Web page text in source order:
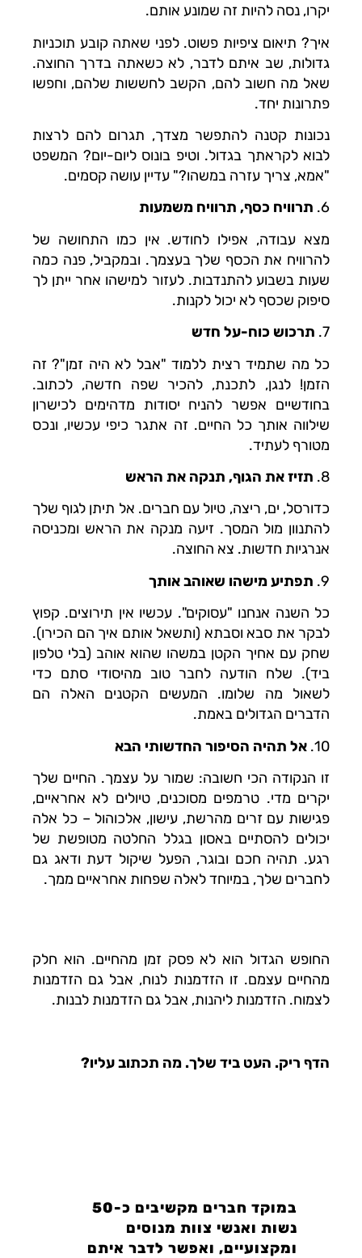
יקרו, נסה להיות זה שמונע אותם.
איך? תיאום ציפיות פשוט. לפני שאתה קובע תוכניות
גדולות, שב איתם לדבר, לא כשאתה בדרך החוצה.
שאל מה חשוב להם, הקשב לחששות שלהם, וחפשו
פתרונות יחד.
נכונות קטנה להתפשר מצדך, תגרום להם לרצות
לבוא לקראתך בגדול. וטיפ בונוס ליום-יום? המשפט
"אמא, צריך עזרה במשהו?" עדיין עושה קסמים.
6. תרוויח כסף, תרוויח משמעות
מצא עבודה, אפילו לחודש. אין כמו התחושה של
להרוויח את הכסף שלך בעצמך. ובמקביל, פנה כמה
שעות בשבוע להתנדבות. לעזור למישהו אחר ייתן לך
סיפוק שכסף לא יכול לקנות.
7. תרכוש כוח-על חדש
כל מה שתמיד רצית ללמוד "אבל לא היה זמן"? זה
הזמן! לנגן, לתכנת, להכיר שפה חדשה, לכתוב.
בחודשיים אפשר להניח יסודות מדהימים לכישרון
שילווה אותך כל החיים. זה אתגר כיפי עכשיו, ונכס
מטורף לעתיד.
8. תזיז את הגוף, תנקה את הראש
כדורסל, ים, ריצה, טיול עם חברים. אל תיתן לגוף שלך
להתנוון מול המסך. זיעה מנקה את הראש ומכניסה
אנרגיות חדשות. צא החוצה.
9. תפתיע מישהו שאוהב אותך
כל השנה אנחנו "עסוקים". עכשיו אין תירוצים. קפוץ
לבקר את סבא וסבתא (ותשאל אותם איך הם הכירו).
שחק עם אחיך הקטן במשהו שהוא אוהב (בלי טלפון
ביד). שלח הודעה לחבר טוב מהיסודי סתם כדי
לשאול מה שלומו. המעשים הקטנים האלה הם
הדברים הגדולים באמת.
10. אל תהיה הסיפור החדשותי הבא
זו הנקודה הכי חשובה: שמור על עצמך. החיים שלך
יקרים מדי. טרמפים מסוכנים, טיולים לא אחראיים,
פגישות עם זרים מהרשת, עישון, אלכוהול – כל אלה
יכולים להסתיים באסון בגלל החלטה מטופשת של
רגע. תהיה חכם ובוגר, הפעל שיקול דעת ודאג גם
לחברים שלך, במיוחד לאלה שפחות אחראיים ממך.
החופש הגדול הוא לא פסק זמן מהחיים. הוא חלק
מהחיים עצמם. זו הזדמנות לנוח, אבל גם הזדמנות
לצמוח. הזדמנות ליהנות, אבל גם הזדמנות לבנות.
הדף ריק. העט ביד שלך. מה תכתוב עליו?
במוקד חברים מקשיבים כ-50
נשות ואנשי צוות מנוסים
ומקצועיים, ואפשר לדבר איתם